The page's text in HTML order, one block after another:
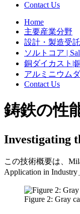
Contact Us
Home
主要産業分野
設計・製造受
ソルトコア |
銅ダイカスト|
アルミニウム
Contact Us
鋳鉄の性
Investigating
この技術概要は、
Application in
Figure 2: Gray